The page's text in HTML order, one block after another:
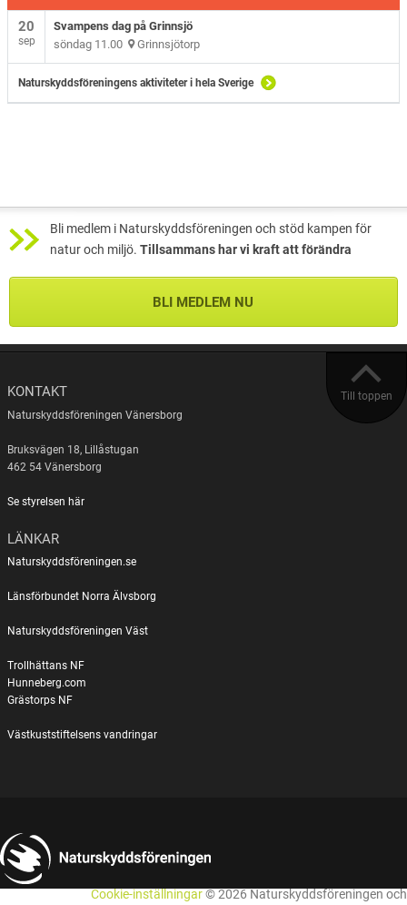
20
sep
Svampens dag på Grinnsjö
söndag 11.00 Grinnsjötorp
Naturskyddsföreningens aktiviteter i hela Sverige
Bli medlem i Naturskyddsföreningen och stöd kampen för
natur och miljö. Tillsammans har vi kraft att förändra
BLI MEDLEM NU
Till toppen
KONTAKT
Naturskyddsföreningen Vänersborg
Bruksvägen 18, Lillåstugan
462 54 Vänersborg
Se styrelsen här
LÄNKAR
Naturskyddsföreningen.se
Länsförbundet Norra Älvsborg
Naturskyddsföreningen Väst
Trollhättans NF
Hunneberg.com
Grästorps NF
Västkuststiftelsens vandringar
Cookie-inställningar© 2026 Naturskyddsföreningen och